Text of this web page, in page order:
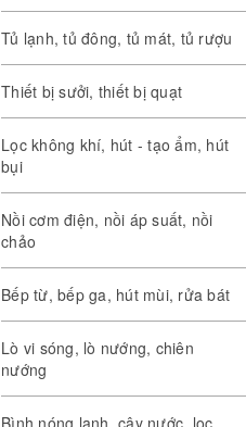
Tủ lạnh, tủ đông, tủ mát, tủ rượu
Thiết bị sưởi, thiết bị quạt
Lọc không khí, hút - tạo ẩm, hút
bụi
Nồi cơm điện, nồi áp suất, nồi
chảo
Bếp từ, bếp ga, hút mùi, rửa bát
Lò vi sóng, lò nướng, chiên
nướng
Bình nóng lạnh, cây nước, lọc